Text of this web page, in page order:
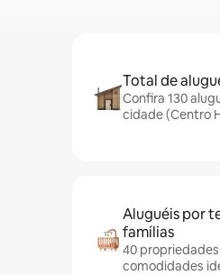
Total de
Confira 130
cidade (Centro
Aluguéis por
famílias
40
comodidades